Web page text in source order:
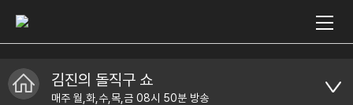
김진의 돌직구 쇼
매주 월,화,수,목,금 08시 50분 방송